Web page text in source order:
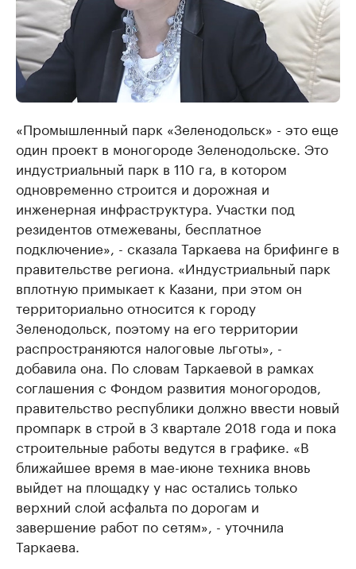
«Промышленный парк «Зеленодольск» - это еще
один проект в моногороде Зеленодольске. Это
индустриальный парк в 110 га, в котором
одновременно строится и дорожная и
инженерная инфраструктура. Участки под
резидентов отмежеваны, бесплатное
подключение», - сказала Таркаева на брифинге в
правительстве региона. «Индустриальный парк
вплотную примыкает к Казани, при этом он
территориально относится к городу
Зеленодольск, поэтому на его территории
распространяются налоговые льготы», -
добавила она. По словам Таркаевой в рамках
соглашения с Фондом развития моногородов,
правительство республики должно ввести новый
промпарк в строй в 3 квартале 2018 года и пока
строительные работы ведутся в графике. «В
ближайшее время в мае-июне техника вновь
выйдет на площадку у нас остались только
верхний слой асфальта по дорогам и
завершение работ по сетям», - уточнила
Таркаева.